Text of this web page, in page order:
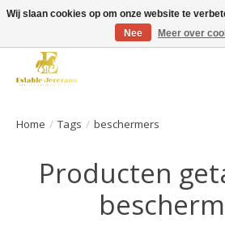
Gratis verzending vanaf €49 op een groot deel
Home / Tags / beschermers
Producten
Wij slaan cookies op om onze website te
Nee
Meer over